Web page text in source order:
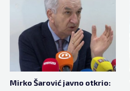
Mirko Šarović javno otkrio: